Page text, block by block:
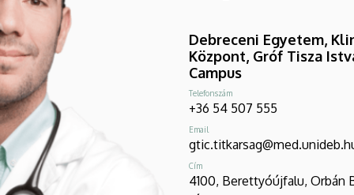
Debreceni Egyetem,
Központ, Gróf Tisza
Campus
Telefonszám
+36 54 507 555
Email
Cím
4100, Berettyóújfalu, Orbán